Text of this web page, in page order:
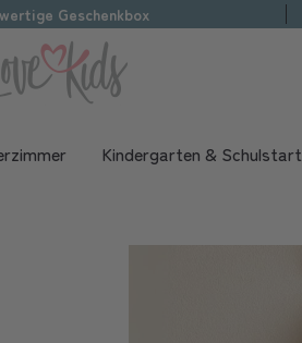
Geschenkbox
Kindergarten & Schulstart